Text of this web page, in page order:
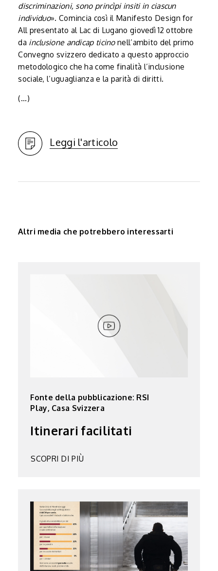
discriminazioni, sono princìpi insiti in ciascun
individuo». Comincia così il Manifesto Design for
All presentato al Lac di Lugano giovedì 12 ottobre
da inclusione andicap ticinonell’ambito del primo
Convegno svizzero dedicato a questo approccio
metodologico che ha come finalità l’inclusione
sociale, l’uguaglianza e la parità di diritti.
(...)
Leggi l'articolo
Altri media che potrebbero interessarti
Fonte della pubblicazione: RSI
Play, Casa Svizzera
Itinerari facilitati
SCOPRI DI PIÙ